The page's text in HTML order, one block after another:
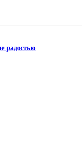
радостью